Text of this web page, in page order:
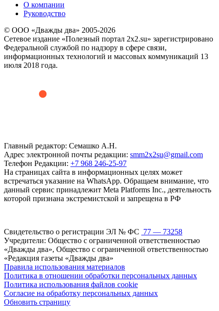
О компании
Руководство
© ООО «Дважды два» 2005-2026
Сетевое издание «Полезный портал 2x2.su» зарегистрировано
Федеральной службой по надзору в сфере связи,
информационных технологий и массовых коммуникаций 13
июля 2018 года.
Главный редактор: Семашко А.Н.
Адрес электронной почты редакции: smm2x2su@gmail.com
Телефон Редакции: +7 968 246-25-97
На страницах сайта в информационных целях может
встречаться указание на WhatsApp. Обращаем внимание, что
данный сервис принадлежит Meta Platforms Inc., деятельность
которой признана экстремистской и запрещена в РФ
Свидетельство о регистрации ЭЛ № ФС 77 — 73258
Учредители: Общество с ограниченной ответственностью
«Дважды два», Общество с ограниченной ответственностью
«Редакция газеты «Дважды два»
Правила использования материалов
Политика в отношении обработки персональных данных
Политика использования файлов cookie
Согласие на обработку персональных данных
Обновить страницу